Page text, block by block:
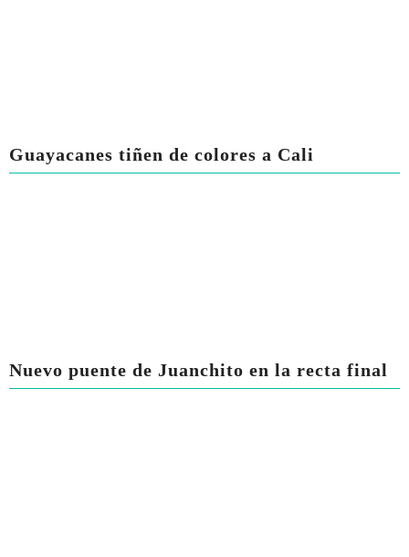
Guayacanes tiñen de colores a Cali
Nuevo puente de Juanchito en la recta final